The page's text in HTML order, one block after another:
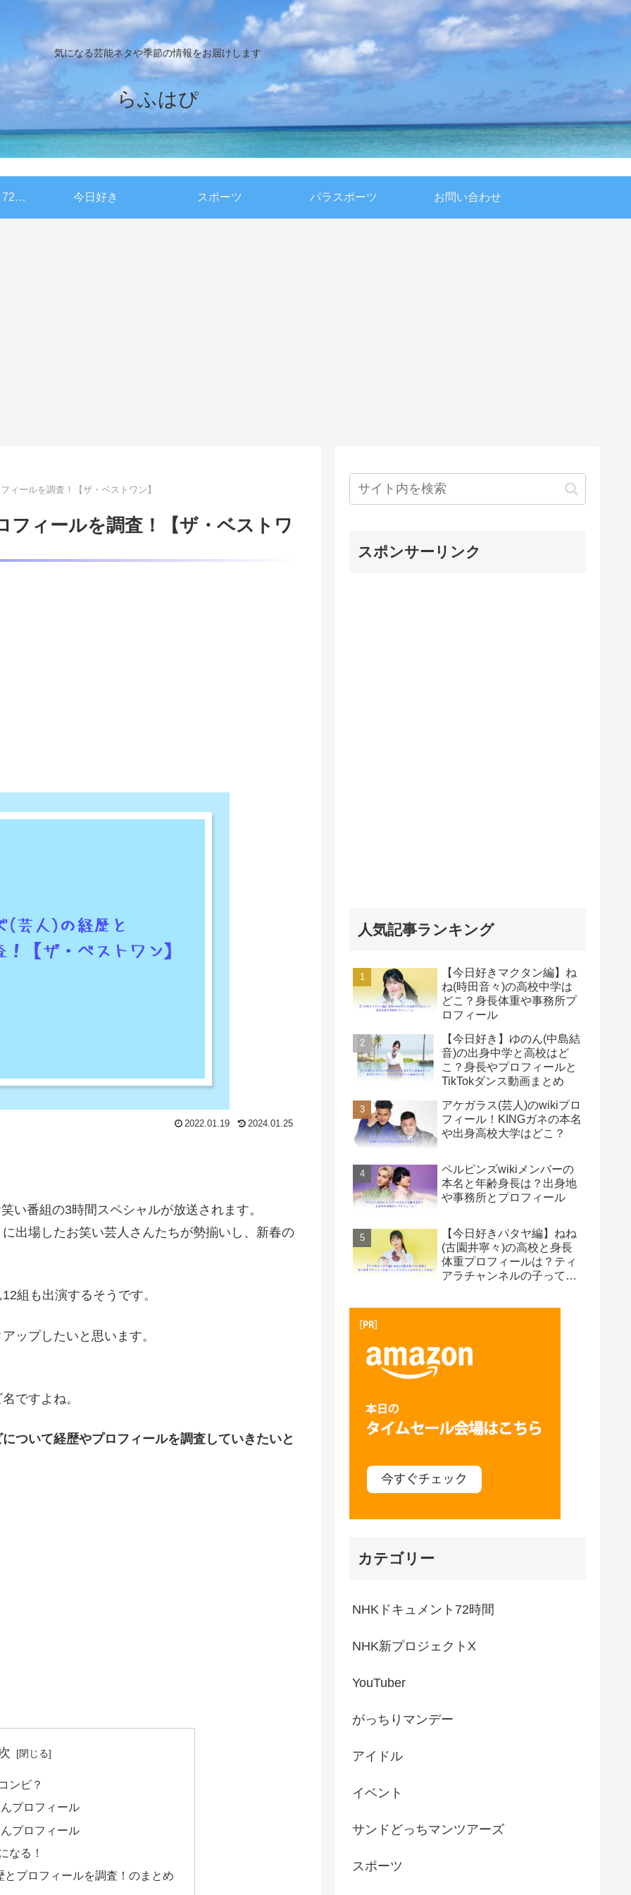
気になる芸能ネタや季節の情報をお届けします
らふはぴ
NHKドキュメント72時間 今日好き スポーツ パラスポーツ お問い合わせ
ィールを調査！【ザ・ベストワン】
ィールを調査！【ザ・ベストワ
2022.01.19 2024.01.25
い番組の3時間スペシャルが放送されます。
出場したお笑い芸人さんたちが勢揃いし、新春の
組も出演するそうです。
ップしたいと思います。
ですよね。
ついて経歴やプロフィールを調査していきたいと
ンビ？
プロフィール
プロフィール
なる！
プロフィールを調査！のまとめ
スポンサーリンク
人気記事ランキング
【今日好きマクタン編】ね
ね(時田音々)の高校中学は
どこ？身長体重や事務所プ
ロフィール
【今日好き】ゆのん(中島結
音)の出身中学と高校はど
こ？身長やプロフィールと
TikTokダンス動画まとめ
アケガラス(芸人)のwikiプロ
フィール！KINGガネの本名
や出身高校大学はどこ？
ペルピンズwikiメンバーの
本名と年齢身長は？出身地
や事務所とプロフィール
【今日好きパタヤ編】ねね
(古園井寧々)の高校と身長
体重プロフィールは？ティ
アラチャンネルの子って本
カテゴリー
NHKドキュメント72時間
NHK新プロジェクトX
YouTuber
がっちりマンデー
アイドル
イベント
サンドどっちマンツアーズ
スポーツ